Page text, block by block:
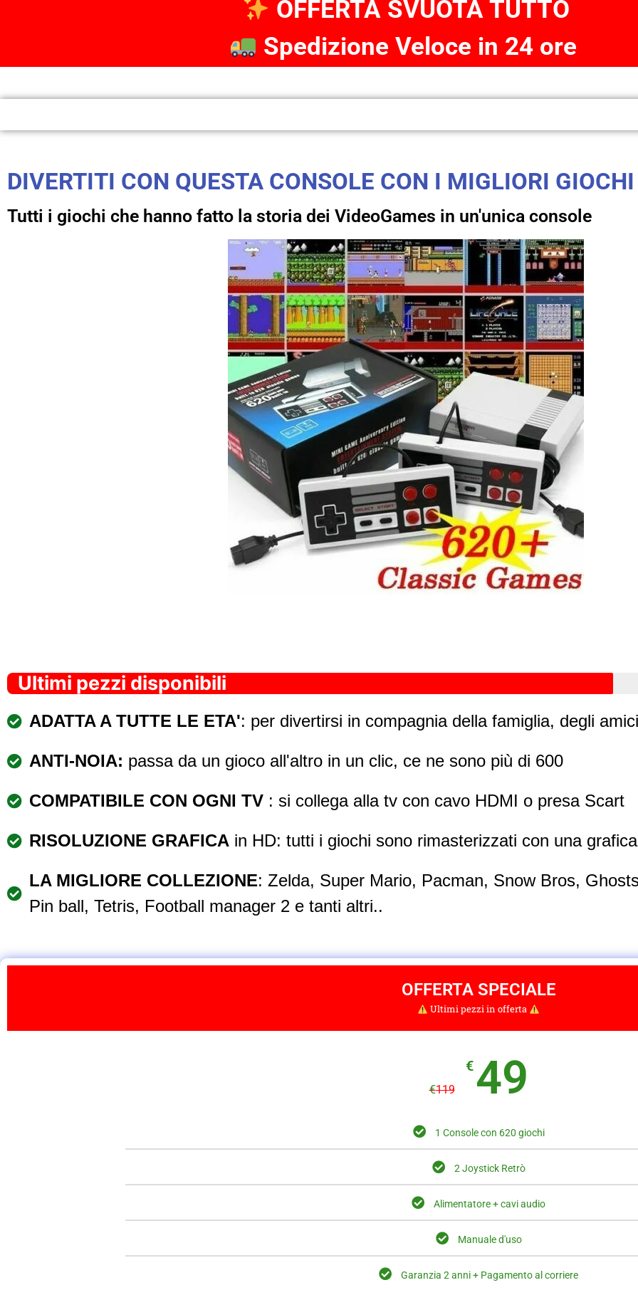
OFFERTA SVUOTA TUTTO
Spedizione Veloce in 24 ore
DIVERTITI CON QUESTA CONSOLE CON I MIGLIORI
Tutti i giochi che hanno fatto la storia dei VideoGames in un'unica console
Ultimi pezzi disponibili
ADATTA A TUTTE LE ETA': per divertirsi in compagnia della famiglia, degli
ANTI-NOIA: passa da un gioco all'altro in un clic, ce ne sono più di 600
COMPATIBILE CON OGNI TV : si collega alla tv con cavo HDMI o presa Scart
RISOLUZIONE GRAFICA in HD: tutti i giochi sono rimasterizzati con una
LA MIGLIORE COLLEZIONE: Zelda, Super Mario, Pacman, Snow Bros,
Pin ball, Tetris, Football manager 2 e tanti altri..
OFFERTA SPECIALE
Ultimi pezzi in offerta
€119
€49
1 Console con 620 giochi
2 Joystick Retrò
Alimentatore + cavi audio
Manuale d'uso
Garanzia 2 anni + Pagamento al corriere